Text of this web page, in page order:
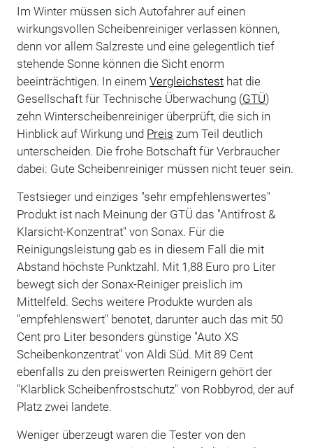
Im Winter müssen sich Autofahrer auf einen
wirkungsvollen Scheibenreiniger verlassen können,
denn vor allem Salzreste und eine gelegentlich tief
stehende Sonne können die Sicht enorm
beeinträchtigen. In einem Vergleichstesthat die
Gesellschaft für Technische Überwachung (GTÜ)
zehn Winterscheibenreiniger überprüft, die sich in
Hinblick auf Wirkung und Preis zum Teil deutlich
unterscheiden. Die frohe Botschaft für Verbraucher
dabei: Gute Scheibenreiniger müssen nicht teuer sein.
Testsieger und einziges "sehr empfehlenswertes"
Produkt ist nach Meinung der GTÜ das "Antifrost &
Klarsicht-Konzentrat" von Sonax. Für die
Reinigungsleistung gab es in diesem Fall die mit
Abstand höchste Punktzahl. Mit 1,88 Euro pro Liter
bewegt sich der Sonax-Reiniger preislich im
Mittelfeld. Sechs weitere Produkte wurden als
"empfehlenswert" benotet, darunter auch das mit 50
Cent pro Liter besonders günstige "Auto XS
Scheibenkonzentrat" von Aldi Süd. Mit 89 Cent
ebenfalls zu den preiswerten Reinigern gehört der
"Klarblick Scheibenfrostschutz" von Robbyrod, der auf
Platz zwei landete.
Weniger überzeugt waren die Tester von den